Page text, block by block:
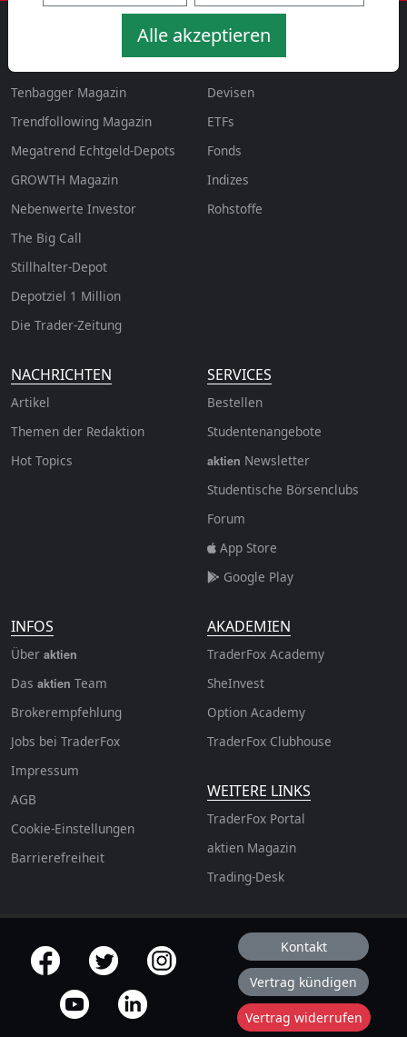
Tenbagger Magazin
Trendfollowing Magazin
Megatrend Echtgeld-Depots
GROWTH Magazin
Nebenwerte Investor
The Big Call
Stillhalter-Depot
Depotziel 1 Million
Die Trader-Zeitung
AKTIEN & MEHR
Devisen
ETFs
Fonds
Indizes
Rohstoffe
NACHRICHTEN
Artikel
Themen der Redaktion
Hot Topics
SERVICES
Bestellen
Studentenangebote
aktien Newsletter
Studentische Börsenclubs
Forum
App Store
Google Play
INFOS
Über aktien
Das aktien Team
Brokerempfehlung
Jobs bei TraderFox
Impressum
AGB
Cookie-Einstellungen
Barrierefreiheit
AKADEMIEN
TraderFox Academy
SheInvest
Option Academy
TraderFox Clubhouse
WEITERE LINKS
TraderFox Portal
aktien Magazin
Trading-Desk
offizielle Social Media-Accounts Kontakt
Vertrag kündigen
Vertrag widerrufen
Alle akzeptieren